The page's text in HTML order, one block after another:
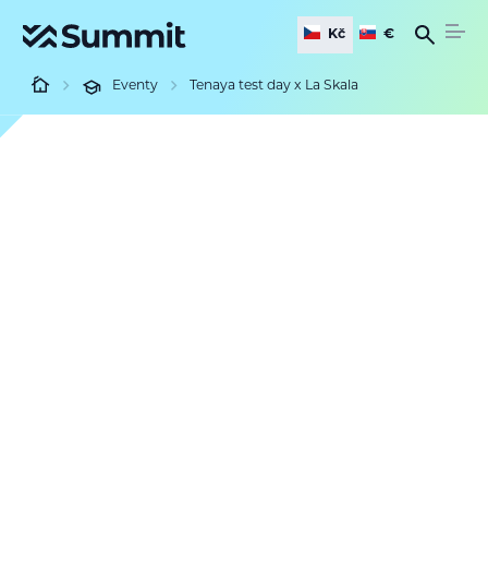
Kč €
Eventy Tenaya test day x La Skala